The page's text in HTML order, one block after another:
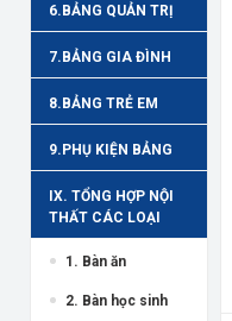
6.BẢNG QUẢN TRỊ
7.BẢNG GIA ĐÌNH
8.BẢNG TRẺ EM
9.PHỤ KIỆN BẢNG
IX. TỔNG HỢP NỘI
THẤT CÁC LOẠI
1. Bàn ăn
2. Bàn học sinh